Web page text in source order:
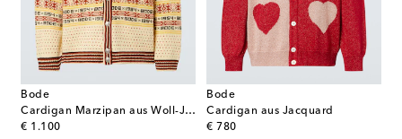
Bode
Cardigan Marzipan aus Woll-Jacquard
€ 1.100
original price
Bode
Cardigan aus Jacquard
€ 780
original price